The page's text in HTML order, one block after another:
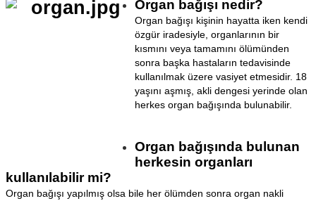
Organ bağışı nedir?
Organ bağışı kişinin hayatta iken kendi
özgür iradesiyle, organlarının bir
kısmını veya tamamını ölümünden
sonra başka hastaların tedavisinde
kullanılmak üzere vasiyet etmesidir. 18
yaşını aşmış, akli dengesi yerinde olan
herkes organ bağışında bulunabilir.
Organ bağışında bulunan
herkesin organları
kullanılabilir mi?
Organ bağışı yapılmış olsa bile her ölümden sonra organ nakli